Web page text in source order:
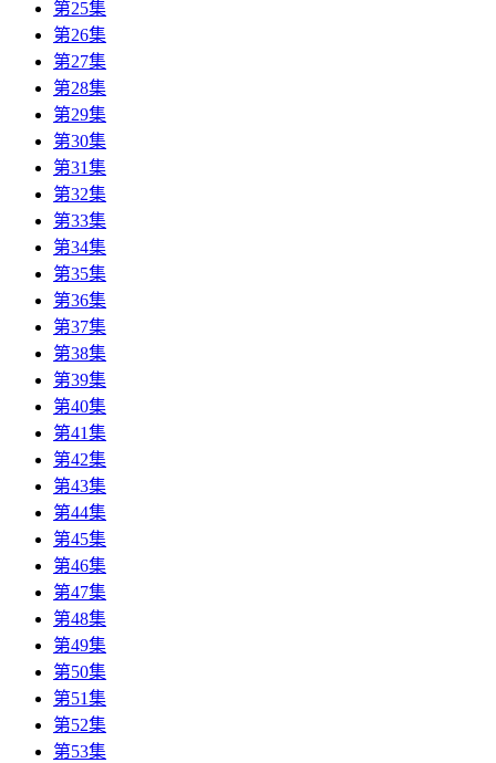
第25集
第26集
第27集
第28集
第29集
第30集
第31集
第32集
第33集
第34集
第35集
第36集
第37集
第38集
第39集
第40集
第41集
第42集
第43集
第44集
第45集
第46集
第47集
第48集
第49集
第50集
第51集
第52集
第53集